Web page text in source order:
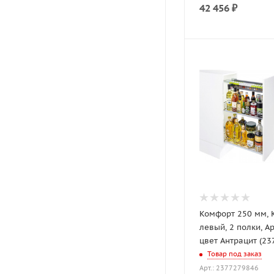
42 456 ₽
Комфорт 250 мм,
левый, 2 полки, Арена СТИЛЬ,
цвет Антрацит
Товар под заказ
Арт.: 2377279846